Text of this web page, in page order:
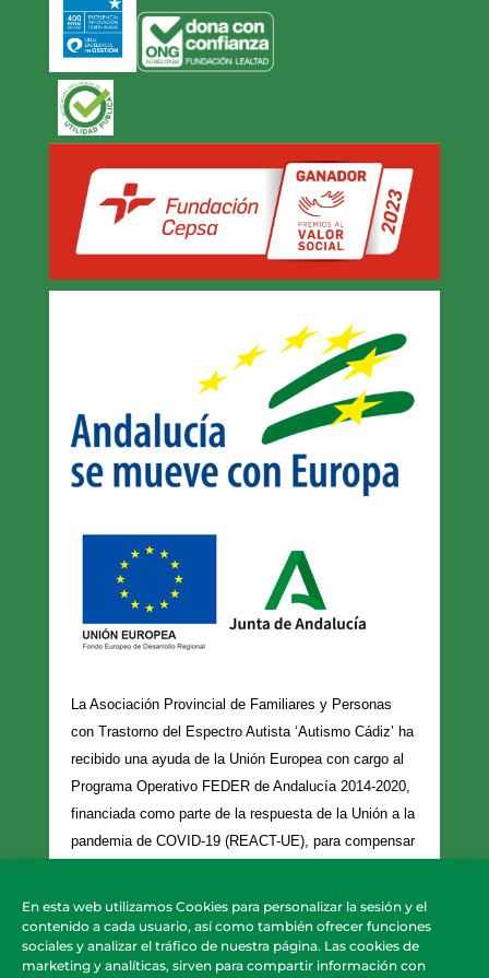
En esta web utilizamos Cookies para personalizar la sesión y el
contenido a cada usuario, así como también ofrecer funciones
sociales y analizar el tráfico de nuestra página. Las cookies de
marketing y analíticas, sirven para compartir información con
La Asociación Provincial de Familiares y Personas
con Trastorno del Espectro Autista ‘Autismo Cádiz’ ha
recibido una ayuda de la Unión Europea con cargo al
Programa Operativo FEDER de Andalucía 2014-2020,
financiada como parte de la respuesta de la Unión a la
pandemia de COVID-19 (REACT-UE), para compensar
afectados por el incremento de los precios del gas
natural y la electricidad provocados por el impacto de